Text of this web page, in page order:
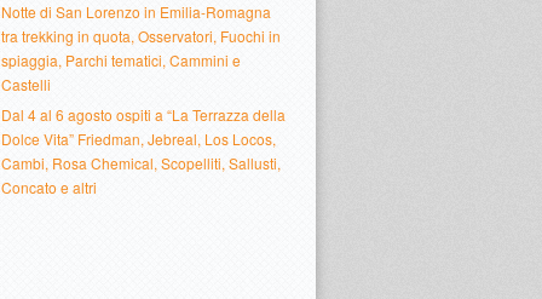
Notte di San Lorenzo in Emilia-Romagna
tra trekking in quota, Osservatori, Fuochi in
spiaggia, Parchi tematici, Cammini e
Castelli
Dal 4 al 6 agosto ospiti a “La Terrazza della
Dolce Vita” Friedman, Jebreal, Los Locos,
Cambi, Rosa Chemical, Scopelliti, Sallusti,
Concato e altri